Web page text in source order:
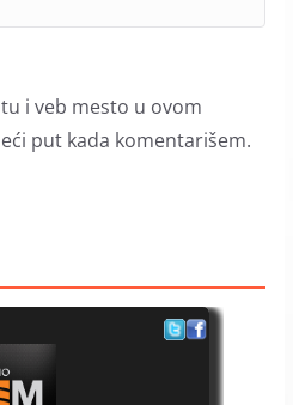
i veb mesto u ovom
put kada komentarišem.